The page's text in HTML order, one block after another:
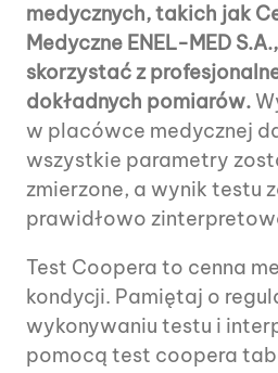
medycznych, takich jak
Medyczne ENEL-MED
skorzystać z
dokładnych pomiarów.
w placówce medycznej
wszystkie parametry
zmierzone, a wynik testu
prawidłowo
Test Coopera to cenna
kondycji. Pamiętaj o
wykonywaniu testu i
pomocą test coopera